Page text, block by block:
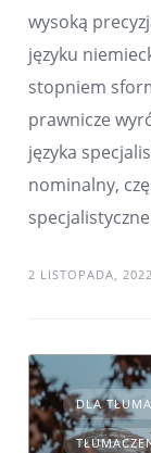
wysoką
języku
stopniem
prawnicze
języka
nominalny,
2 LISTOPADA, 2022
DLA